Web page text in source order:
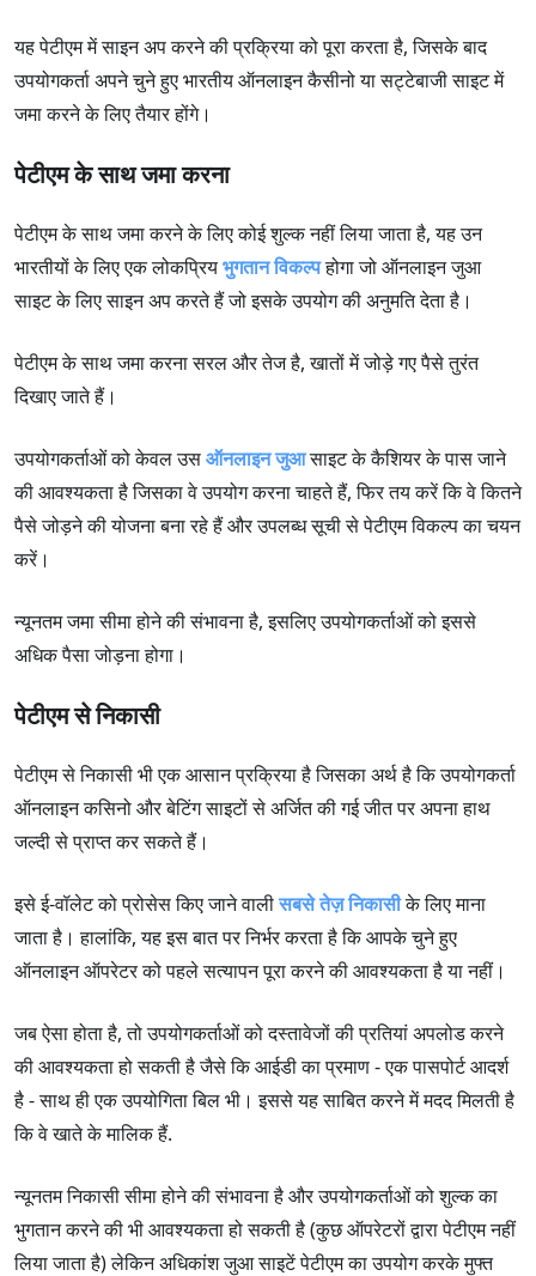
यह पेटीएम में साइन अप करने की प्रक्रिया को पूरा करता है, जिसके बाद
उपयोगकर्ता अपने चुने हुए भारतीय ऑनलाइन कैसीनो या सट्टेबाजी साइट में
जमा करने के लिए तैयार होंगे।
पेटीएम के साथ जमा करना
पेटीएम के साथ जमा करने के लिए कोई शुल्क नहीं लिया जाता है, यह उन
भारतीयों के लिए एक लोकप्रियभुगतान विकल्पहोगा जो ऑनलाइन जुआ
साइट के लिए साइन अप करते हैं जो इसके उपयोग की अनुमति देता है।
पेटीएम के साथ जमा करना सरल और तेज है, खातों में जोड़े गए पैसे तुरंत
दिखाए जाते हैं।
उपयोगकर्ताओं को केवल उसऑनलाइन जुआसाइट के कैशियर के पास जाने
की आवश्यकता है जिसका वे उपयोग करना चाहते हैं, फिर तय करें कि वे कितने
पैसे जोड़ने की योजना बना रहे हैं और उपलब्ध सूची से पेटीएम विकल्प का चयन
करें।
न्यूनतम जमा सीमा होने की संभावना है, इसलिए उपयोगकर्ताओं को इससे
अधिक पैसा जोड़ना होगा।
पेटीएम से निकासी
पेटीएम से निकासी भी एक आसान प्रक्रिया है जिसका अर्थ है कि उपयोगकर्ता
ऑनलाइन कसिनो और बेटिंग साइटों से अर्जित की गई जीत पर अपना हाथ
जल्दी से प्राप्त कर सकते हैं।
इसे ई-वॉलेट को प्रोसेस किए जाने वालीसबसे तेज़ निकासीके लिए माना
जाता है। हालांकि, यह इस बात पर निर्भर करता है कि आपके चुने हुए
ऑनलाइन ऑपरेटर को पहले सत्यापन पूरा करने की आवश्यकता है या नहीं।
जब ऐसा होता है, तो उपयोगकर्ताओं को दस्तावेजों की प्रतियां अपलोड करने
की आवश्यकता हो सकती है जैसे कि आईडी का प्रमाण - एक पासपोर्ट आदर्श
है - साथ ही एक उपयोगिता बिल भी। इससे यह साबित करने में मदद मिलती है
कि वे खाते के मालिक हैं.
न्यूनतम निकासी सीमा होने की संभावना है और उपयोगकर्ताओं को शुल्क का
भुगतान करने की भी आवश्यकता हो सकती है (कुछ ऑपरेटरों द्वारा पेटीएम नहीं
लिया जाता है) लेकिन अधिकांश जुआ साइटें पेटीएम का उपयोग करके मुफ्त